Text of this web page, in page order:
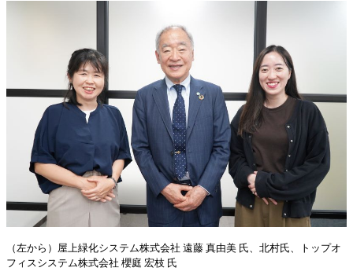
（左から）屋上緑化システム株式会社 遠藤 真由美 氏、北村氏、トップオ
フィスシステム株式会社 櫻庭 宏枝 氏